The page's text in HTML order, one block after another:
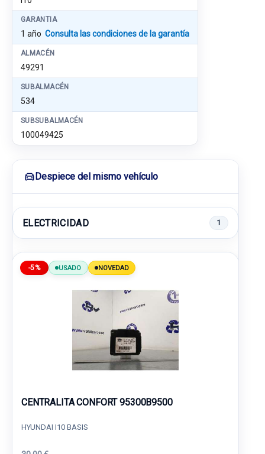
GARANTIA
1 año Consulta las condiciones de la garantía
ALMACÉN
49291
SUBALMACÉN
534
SUBSUBALMACÉN
100049425
Despiece del mismo vehículo
ELECTRICIDAD 1
-5% USADO NOVEDAD
CENTRALITA CONFORT 95300B9500
HYUNDAI I10 BASIS